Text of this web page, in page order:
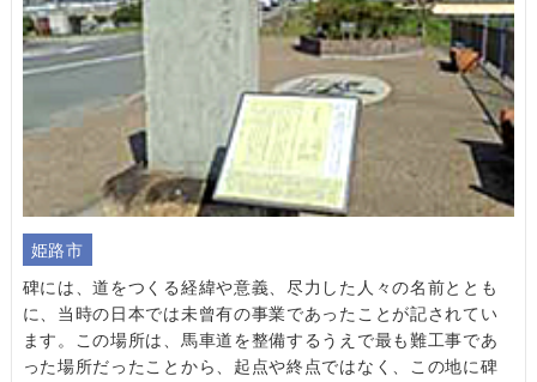
姫路市
碑には、道をつくる経緯や意義、尽力した人々の名前ととも
に、当時の日本では未曾有の事業であったことが記されてい
ます。この場所は、馬車道を整備するうえで最も難工事であ
った場所だったことから、起点や終点ではなく、この地に碑